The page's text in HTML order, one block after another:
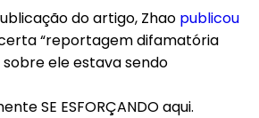
do artigo, Zhao publicou
“reportagem difamatória
ele estava sendo
SE ESFORÇANDO aqui.